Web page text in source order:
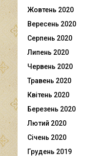
Жовтень 2020
Вересень 2020
Серпень 2020
Липень 2020
Червень 2020
Травень 2020
Квітень 2020
Березень 2020
Лютий 2020
Січень 2020
Грудень 2019